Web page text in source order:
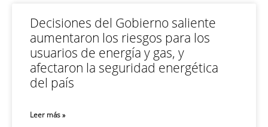
Decisiones del Gobierno saliente
aumentaron los riesgos para los
usuarios de energía y gas, y
afectaron la seguridad energética
del país
Leer más »